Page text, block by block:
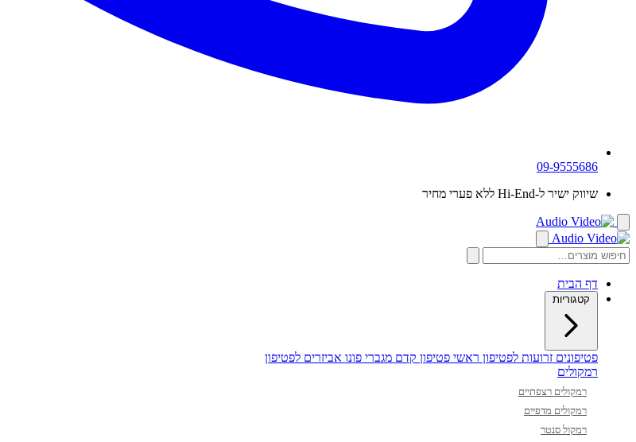
09-9555686
שיווק ישיר ל-Hi-End ללא פערי מחיר
דף הבית
קטגוריות
פטיפונים זרועות לפטיפון ראשי פטיפון קדם מגברי פונו אביזרים לפטיפון
רמקולים
רמקולים רצפתיים
רמקולים מדפיים
רמקול סנטר